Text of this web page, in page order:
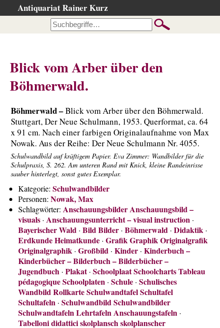
Antiquariat Rainer Kurz
…nach Beschreibung
…nach Kategorie
…nach Person
Neuzugänge
…der letzten Wochen
…der letzten Tage
Gesamtbestand
Ankauf
Warenkorb
Über uns
Kontakt
Impressum
Versandkosten
AGB
Widerrufsrecht
Datenschutz
Blick vom Arber über den
Böhmerwald.
Böhmerwald –Blick vom Arber über den Böhmerwald.
Stuttgart, Der Neue Schulmann, 1953. Querformat, ca. 64
x 91 cm. Nach einer farbigen Originalaufnahme von Max
Nowak. Aus der Reihe: Der Neue Schulmann Nr. 4055.
Schulwandbild auf kräftigem Papier. Eva Zimmer: Wandbilder für die
Schulpraxis, S. 262. Am unteren Rand mit Knick, kleine Randeinrisse
sauber hinterlegt, sonst gutes Exemplar.
Kategorie: Schulwandbilder
Personen: Nowak, Max
Schlagwörter: Anschauungsbilder Anschauungsbild –
visuals · Anschauungsunterricht – visual instruction ·
Bayerischer Wald · Bild Bilder · Böhmerwald · Didaktik ·
Erdkunde Heimatkunde · Grafik Graphik Originalgrafik
Originalgraphik · Großbild · Kinder · Kinderbuch –
Kinderbücher – Bilderbuch – Bilderbücher –
Jugendbuch · Plakat· Schoolplaat Schoolcharts Tableau
pédagogique Schoolplaten · Schule · Schulisches
Wandbild Rollkarte Schulwandtafel Schultafel
Schultafeln · Schulwandbild Schulwandbilder
Schulwandtafeln Lehrtafeln Anschauungstafeln ·
Tabelloni didattici skolplansch skolplanscher